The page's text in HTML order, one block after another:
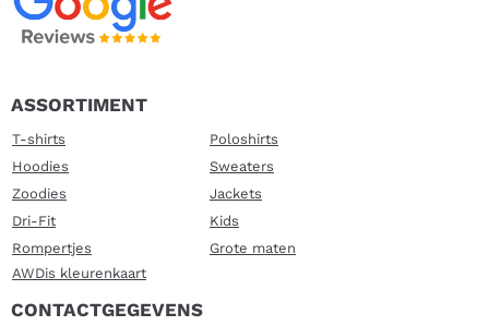
ASSORTIMENT
T-shirts
Poloshirts
Hoodies
Sweaters
Zoodies
Jackets
Dri-Fit
Kids
Rompertjes
Grote maten
AWDis kleurenkaart
CONTACTGEGEVENS